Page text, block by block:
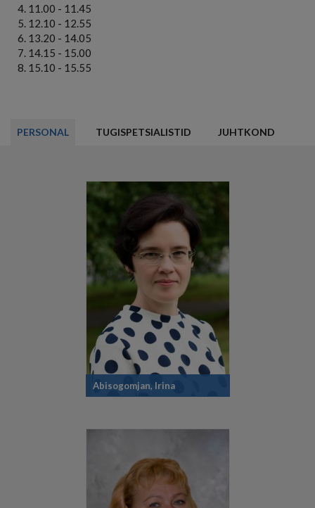
11.00 - 11.45
12.10 - 12.55
13.20 - 14.05
14.15 - 15.00
15.10 - 15.55
PERSONAL TUGISPETSIALISTID JUHTKOND
Abisogomjan, Irina